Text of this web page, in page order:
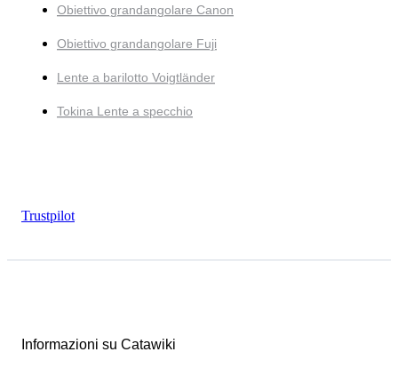
Obiettivo grandangolare Canon
Obiettivo grandangolare Fuji
Lente a barilotto Voigtländer
Tokina Lente a specchio
Trustpilot
Informazioni su Catawiki